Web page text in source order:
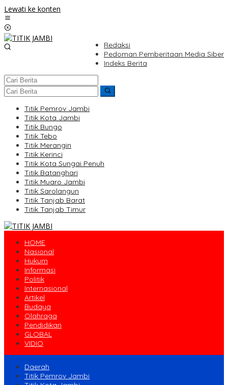
Lewati ke konten
Redaksi
Pedoman Pemberitaan Media Siber
Indeks Berita
Titik Pemrov Jambi
Titik Kota Jambi
Titik Bungo
Titik Tebo
Titik Merangin
Titik Kerinci
Titik Kota Sungai Penuh
Titik Batanghari
Titik Muaro Jambi
Titik Sarolangun
Titik Tanjab Barat
Titik Tanjab Timur
HOME
Nasional
Hukum
Informasi
Politik
Internasional
Artikel
Budaya
Olahraga
Pendidikan
GLOBAL
VIDIO
Daerah
Titik Pemrov Jambi